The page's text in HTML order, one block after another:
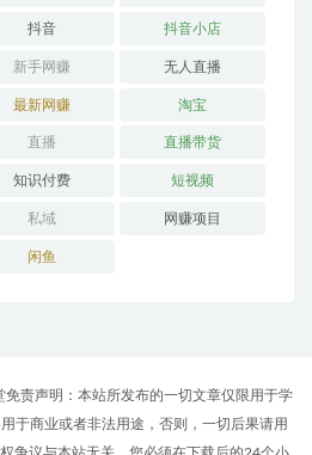
抖音 抖音小店
新手网赚 无人直播
最新网赚 淘宝
直播 直播带货
知识付费 短视频
私域 网赚项目
闲鱼
责声明：本站所发布的一切文章仅限用于学
于商业或者非法用途，否则，一切后果请用
争议与本站无关。您必须在下载后的24个小